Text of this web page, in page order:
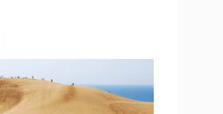
Giá cà phê
Công nghệ